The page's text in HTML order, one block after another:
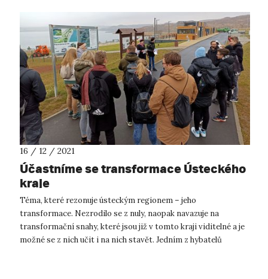
16 / 12 / 2021
Účastníme se transformace Ústeckého
kraje
Téma, které rezonuje ústeckým regionem – jeho
transformace. Nezrodilo se z nuly, naopak navazuje na
transformační snahy, které jsou již v tomto kraji viditelné a je
možné se z nich učit i na nich stavět. Jedním z hybatelů